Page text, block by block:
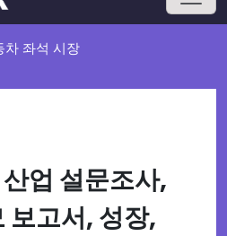
차 좌석 시장
업 설문조사,
보고서, 성장,